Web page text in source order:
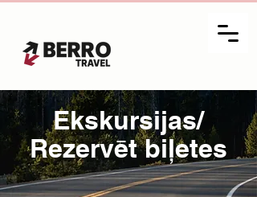
Ekskursijas/
Rezervēt biļetes